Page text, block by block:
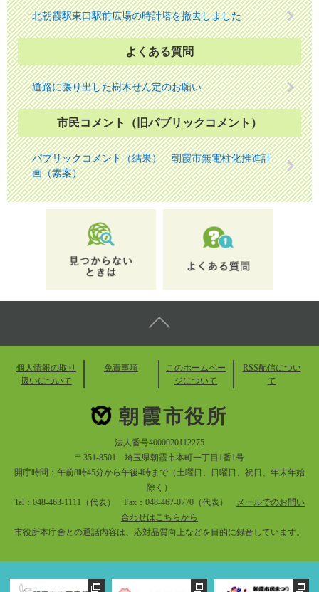
北朝霞駅東口駅前広場の時計塔を撤去しました
よくある質問
道路に張り出した樹木せん定のお願い
市民コメント（旧パブリックコメント）
パブリックコメント（結果） 朝霞市無電柱化推進計
画（素案）
個人情報の取り
扱いについて
免責事項
このホームペー
ジについて
RSS配信につい
て
朝霞市役所
法人番号4000020112275
〒351-8501 埼玉県朝霞市本町一丁目1番1号
開庁時間：午前8時45分から午後4時まで（土曜日、日曜日、祝日、年末年始
除く）
Tel：048-463-1111（代表） Fax：048-467-0770（代表）
メールでのお問い
合わせはこちらから
市役所本庁舎との通話内容は、応対品質向上などを目的に録音しています。